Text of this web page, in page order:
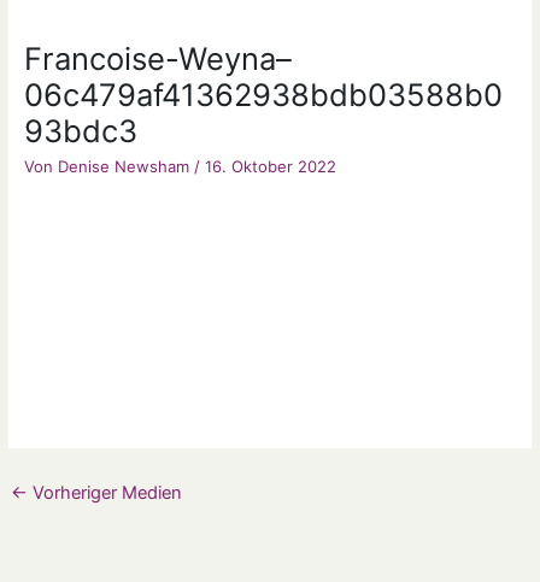
Francoise-Weyna–
06c479af41362938bdb03588b0
93bdc3
Von Denise Newsham /16. Oktober 2022
← Vorheriger Medien